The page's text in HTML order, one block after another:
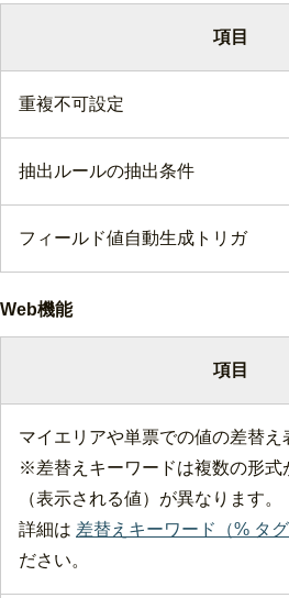
項目
重複不可設定
抽出ルールの抽出条件
フィールド値自動生成トリガ
Web機能
項目
マイエリアや単票での値の差替え
※差替えキーワードは複数の形式
（表示される値）が異なります。
詳細は 差替えキーワード（% タ
ださい。